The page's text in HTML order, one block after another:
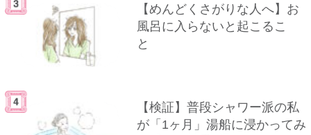
【めんどくさがりな人へ】お
風呂に入らないと起こるこ
と
【検証】普段シャワー派の私
が「1ヶ月」湯船に浸かってみ